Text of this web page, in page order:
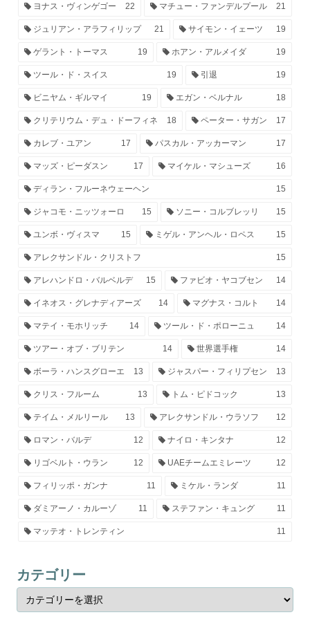
ヨナス・ヴィンゲゴー 22 マチュー・ファンデルプール 21
ジュリアン・アラフィリップ 21 サイモン・イェーツ 19
ゲラント・トーマス 19 ホアン・アルメイダ 19
ツール・ド・スイス 19 引退 19
ビニヤム・ギルマイ 19 エガン・ベルナル 18
クリテリウム・デュ・ドーフィネ 18 ペーター・サガン 17
カレブ・ユアン 17 パスカル・アッカーマン 17
マッズ・ピーダスン 17 マイケル・マシューズ 16
ディラン・フルーネウェーヘン 15
ジャコモ・ニッツォーロ 15 ソニー・コルブレッリ 15
ユンボ・ヴィスマ 15 ミゲル・アンヘル・ロペス 15
アレクサンドル・クリストフ 15
アレハンドロ・バルベルデ 15 ファビオ・ヤコブセン 14
イネオス・グレナディアーズ 14 マグナス・コルト 14
マテイ・モホリッチ 14 ツール・ド・ポローニュ 14
ツアー・オブ・ブリテン 14 世界選手権 14
ボーラ・ハンスグローエ 13 ジャスパー・フィリプセン 13
クリス・フルーム 13 トム・ピドコック 13
テイム・メルリール 13 アレクサンドル・ウラソフ 12
ロマン・バルデ 12 ナイロ・キンタナ 12
リゴベルト・ウラン 12 UAEチームエミレーツ 12
フィリッポ・ガンナ 11 ミケル・ランダ 11
ダミアーノ・カルーゾ 11 ステファン・キュング 11
マッテオ・トレンティン 11
カテゴリー